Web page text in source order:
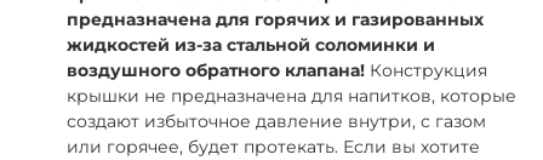
предназначена для горячих и газированных
жидкостей из-за стальной соломинки и
воздушного обратного клапана! Конструкция
крышки не предназначена для напитков, которые
создают избыточное давление внутри, с газом
или горячее, будет протекать. Если вы хотите